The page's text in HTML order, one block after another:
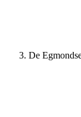
De